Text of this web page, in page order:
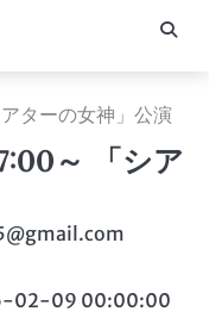
ターの女神」公演
～ 「シア
02-09 00:00:00